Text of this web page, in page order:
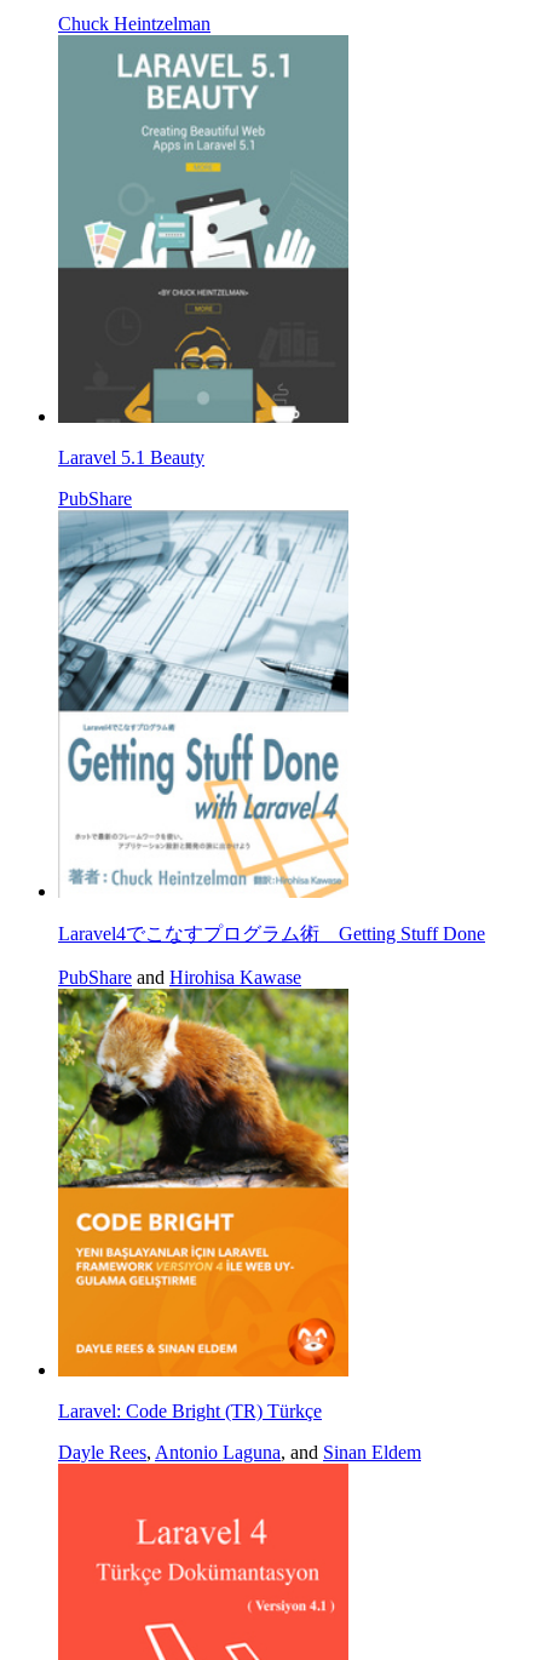
Chuck Heintzelman
Laravel 5.1 Beauty
PubShare
Laravel4でこなすプログラム術 Getting Stuff Done
PubShare and Hirohisa Kawase
Laravel: Code Bright (TR) Türkçe
Dayle Rees, Antonio Laguna, and Sinan Eldem